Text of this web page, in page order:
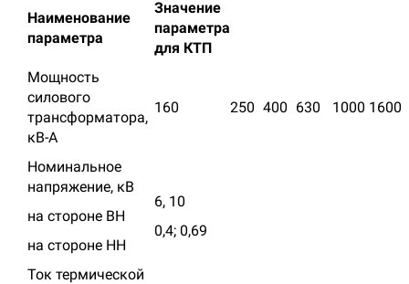
Наименование
пара­метра
Значение
параметра
для КТП
Мощность
силового
трансформатора,
кВ-А
160 250 400 630 1000 1600
Номинальное
напряже­ние, кВ
на стороне ВН
на стороне НН
6, 10
0,4; 0,69
Ток термической